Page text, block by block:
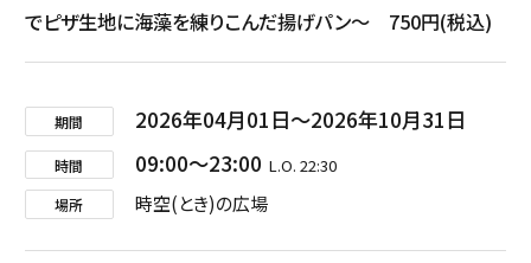
でピザ生地に海藻を練りこんだ揚げパン～ 750円(税込)
期間 2026年04月01日 2026年10月31日
時間 09:00 23:00 L.O. 22:30
場所 時空(とき)の広場